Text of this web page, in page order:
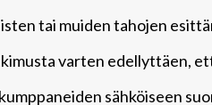
tai muiden tahojen
varten edellyttäen,
sähköiseen